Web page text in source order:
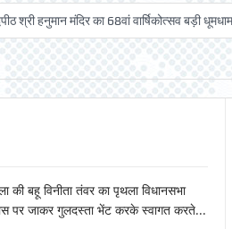
मंदिर का 68वां वार्षिकोत्सव बड़ी धूमधाम से
की बहू विनीता तंवर का पृथला विधानसभा
पर जाकर गुलदस्ता भेंट करके स्वागत करते...